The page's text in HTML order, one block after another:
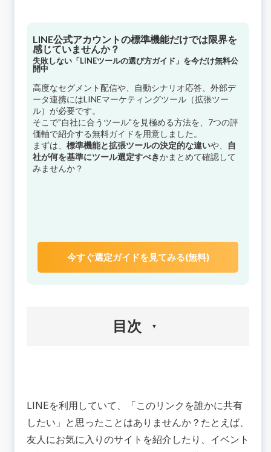
LINE公式アカウントの標準機能だけでは限界を
感じていませんか？
失敗しない「LINEツールの選び方ガイド」を今だけ無料公
開中
高度なセグメント配信や、自動シナリオ応答、外部デ
ータ連携にはLINEマーケティングツール（拡張ツー
ル）が必要です。
そこで"自社に合うツール"を見極める方法を、7つの評
価軸で紹介する無料ガイドを用意しました。
まずは、 標準機能と拡張ツールの決定的な違いや、
自
社が何を基準にツール選定すべきかまとめて確認して
みませんか？
今すぐ選定ガイドを見てみる(無料)
目次
スマートフォンでのリンク挿入手順（iPhone・
Android対応）
PC版LINE（デスクトップ版・ブラウザ版）での
リンク挿入手順
LINEを利用していて、「このリンクを誰かに共有
したい」と思ったことはありませんか？たとえば、
友人にお気に入りのサイトを紹介したり、イベント